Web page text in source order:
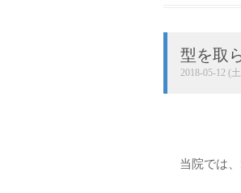
型を取
2018-05-12 (
当院では